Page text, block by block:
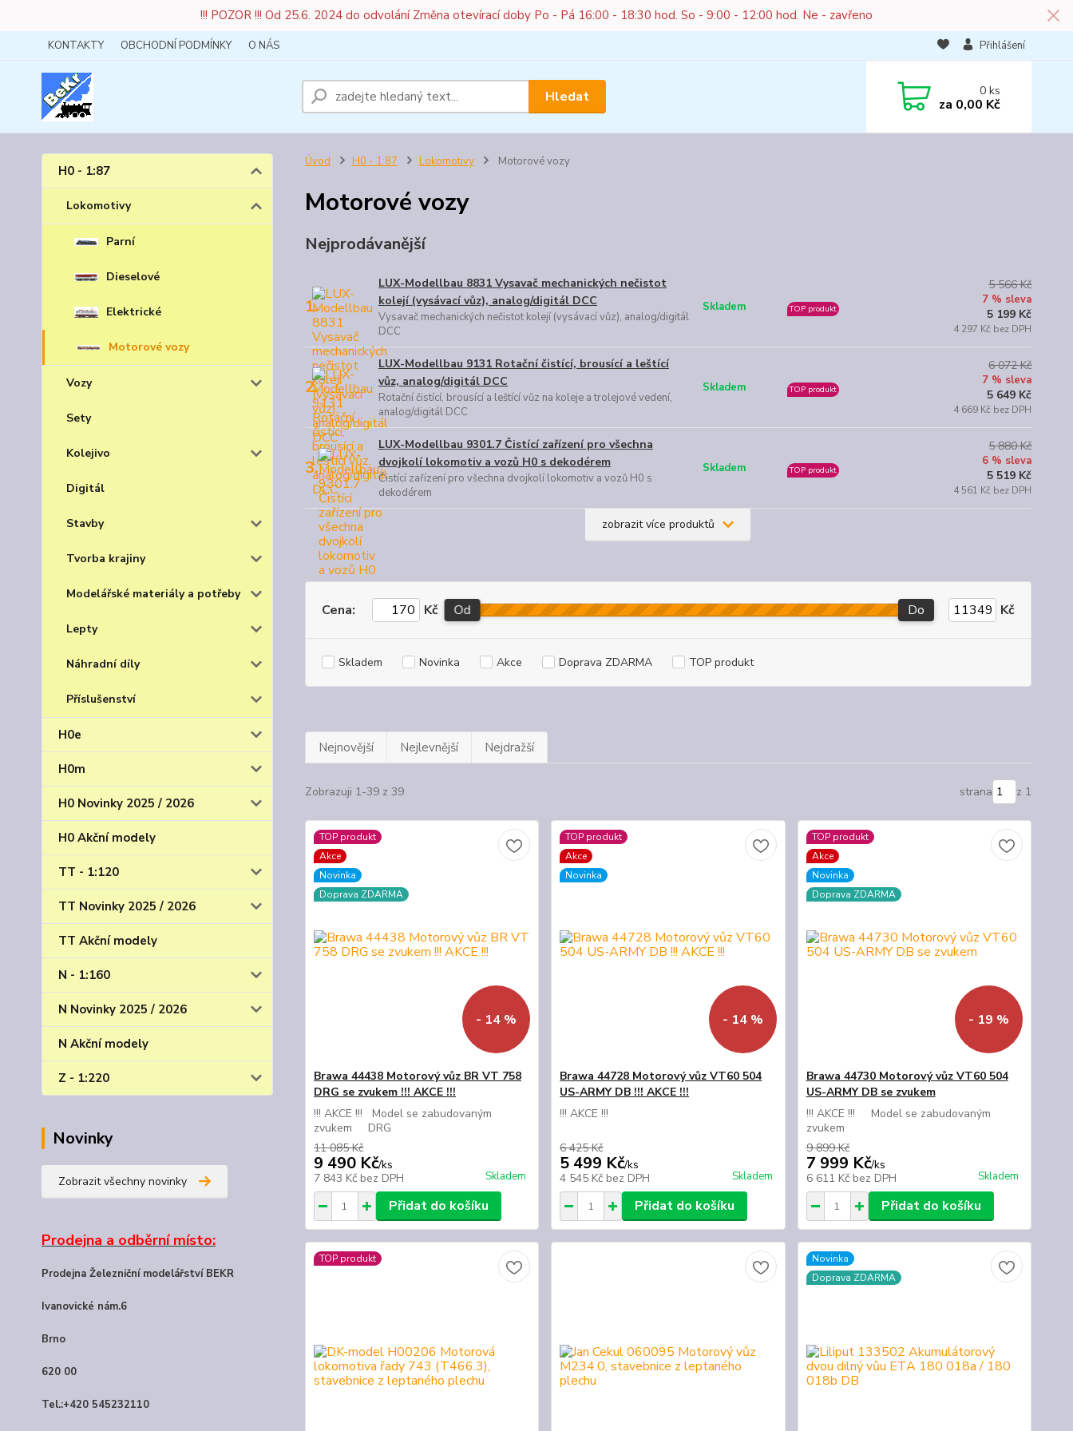
!!! POZOR !!! Od 25.6. 2024 do odvolání Změna otevírací doby Po - Pá 16:00 - 18:30 hod. So - 9:00 - 12:00 hod. Ne - zavřeno
KONTAKTY OBCHODNÍ PODMÍNKY O NÁS Přihlášení
Hledat 0ks
za 0,00 Kč
H0 - 1:87
Lokomotivy
Parní
Dieselové
Elektrické
Motorové vozy
Vozy
Sety
Kolejivo
Digitál
Stavby
Tvorba krajiny
Modelářské materiály a potřeby
Lepty
Náhradní díly
Příslušenství
H0e
H0m
H0 Novinky 2025 / 2026
H0 Akční modely
TT - 1:120
TT Novinky 2025 / 2026
TT Akční modely
N - 1:160
N Novinky 2025 / 2026
N Akční modely
Z - 1:220
Novinky
Zobrazit všechny novinky
Prodejna a odběrní místo:
Prodejna Železniční modelářství BEKR
Ivanovické nám.6
Brno
620 00
Tel.:+420 545232110
Úvod H0 - 1:87 Lokomotivy Motorové vozy
Motorové vozy
Nejprodávanější
1.
LUX-Modellbau 8831 Vysavač mechanických nečistot
kolejí (vysávací vůz), analog/digitál DCC
Vysavač mechanických nečistot kolejí (vysávací vůz), analog/digitál
DCC
Skladem TOP produkt
5 566 Kč
7 % sleva
5 199 Kč
4 297 Kč bez DPH
2.
LUX-Modellbau 9131 Rotační čistící, brousící a leštící
vůz, analog/digitál DCC
Rotační čistící, brousící a leštící vůz na koleje a trolejové vedení,
analog/digitál DCC
Skladem TOP produkt
6 072 Kč
7 % sleva
5 649 Kč
4 669 Kč bez DPH
3.
LUX-Modellbau 9301.7 Čistící zařízení pro všechna
dvojkolí lokomotiv a vozů H0 s dekodérem
Čistící zařízení pro všechna dvojkolí lokomotiv a vozů H0 s
dekodérem
Skladem TOP produkt
5 880 Kč
6 % sleva
5 519 Kč
4 561 Kč bez DPH
zobrazit více produktů
Cena: Kč Od Do Kč
Skladem Novinka Akce Doprava ZDARMA TOP produkt
Nejnovější Nejlevnější Nejdražší
Zobrazuji 1-39 z 39 strana z 1
TOP produkt
Akce
Novinka
Doprava ZDARMA
- 14 %
Brawa 44438 Motorový vůz BR VT 758
DRG se zvukem !!! AKCE !!!
!!! AKCE !!! Model se zabudovaným
zvukem DRG
11 085 Kč
9 490 Kč/ks
7 843 Kč bez DPH Skladem
Přidat do košíku
TOP produkt
Akce
Novinka
- 14 %
Brawa 44728 Motorový vůz VT60 504
US-ARMY DB !!! AKCE !!!
!!! AKCE !!!
6 425 Kč
5 499 Kč/ks
4 545 Kč bez DPH Skladem
Přidat do košíku
TOP produkt
Akce
Novinka
Doprava ZDARMA
- 19 %
Brawa 44730 Motorový vůz VT60 504
US-ARMY DB se zvukem
!!! AKCE !!! Model se zabudovaným
zvukem
9 899 Kč
7 999 Kč/ks
6 611 Kč bez DPH Skladem
Přidat do košíku
TOP produkt
Novinka
Doprava ZDARMA